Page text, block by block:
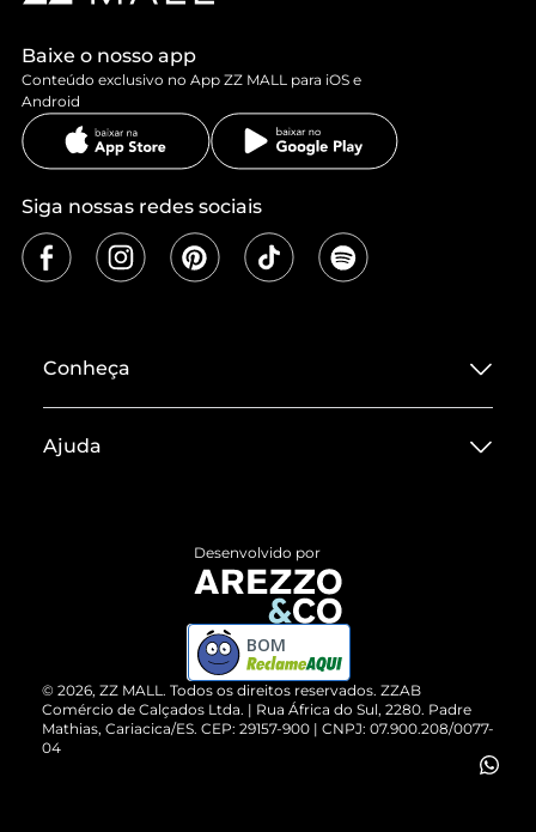
Baixe o nosso app
Conteúdo exclusivo no App ZZ MALL para iOS e
Android
Siga nossas redes sociais
Conheça
Termos de Uso
ZZ MALL é confiável
Cartão Presente
Vendas Corporativas
Ajuda
Devolução do Produto
Compre pelo WhatsApp
© 2026, ZZ MALL. Todos os direitos reservados. ZZAB
Comércio de Calçados Ltda. | Rua África do Sul, 2280. Padre
Mathias, Cariacica/ES. CEP: 29157-900 | CNPJ: 07.900.208/0077-
04
Desenvolvido por
BOM